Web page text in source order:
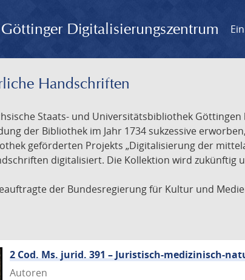
Göttinger Digitalisierungszentrum
Handschriften
Staats- und Universitätsbibliothek
der Bibliothek im Jahr 1734 sukzessive
geförderten Projekts „Digitalisierung der
digitalisiert. Die Kollektion wird
der Bundesregierung für Kultur und
2 Cod. Ms. jurid. 391 – Juristisch-medizinisch-
Autoren